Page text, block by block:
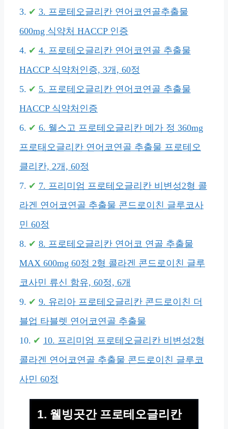
3. 프로테오글리칸 연어코연골추출물
600mg 식약처 HACCP 인증
4. 프로테오글리칸 연어코연골 추출물
HACCP 식약처인증, 3개, 60정
5. 프로테오글리칸 연어코연골 추출물
HACCP 식약처인증
6. 웰스고 프로테오글리칸 메가 정 360mg
프로태오글리칸 연어코연골 추출물 프로테오
클리칸, 2개, 60정
7. 프리미엄 프로테오글리칸 비변성2형 콜
라겐 연어코연골 추출물 콘드로이친 글루코사
민 60정
8. 프로테오글리칸 연어코 연골 추출물
MAX 600mg 60정 2형 콜라겐 콘드로이친 글루
코사민 류신 함유, 60정, 6개
9. 유리아 프로테오글리칸 콘드로이친 더
블업 타블렛 연어코연골 추출물
10. 프리미엄 프로테오글리칸 비변성2형
콜라겐 연어코연골 추출물 콘드로이친 글루코
사민 60정
1. 웰빙곳간 프로테오글리칸